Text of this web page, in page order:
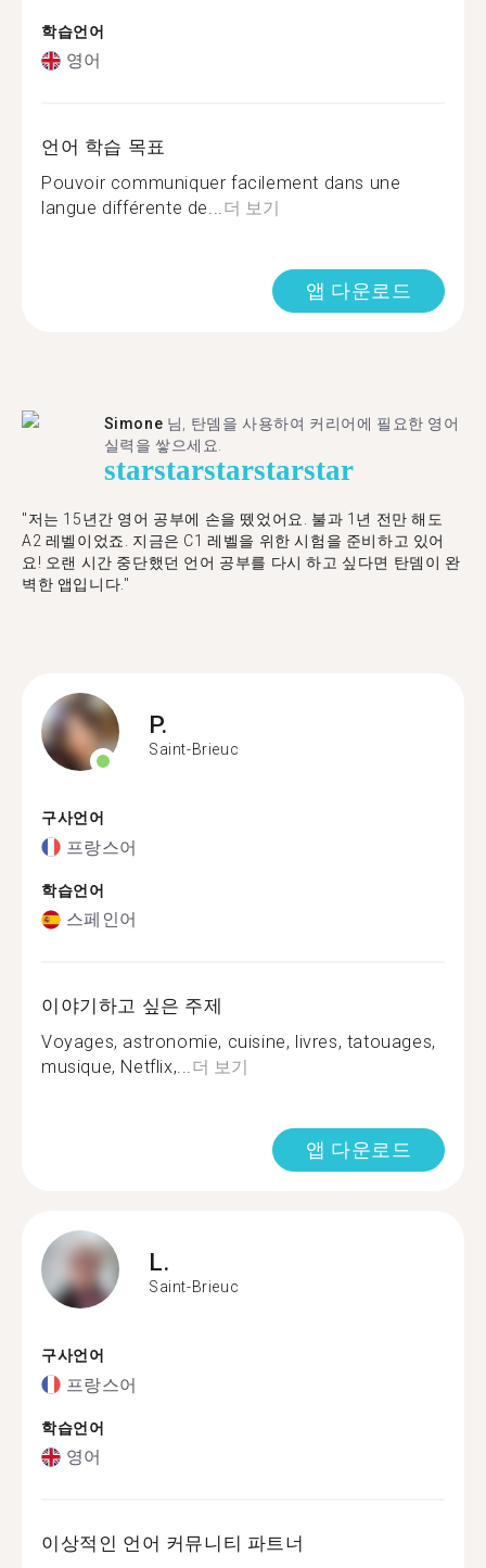
학습언어
영어
언어 학습 목표
Pouvoir communiquer facilement dans une
langue différente de...더 보기
앱 다운로드
Simone 님, 탄뎀을 사용하여 커리어에 필요한 영어
실력을 쌓으세요.
starstarstarstarstar
"저는 15년간 영어 공부에 손을 뗐었어요. 불과 1년 전만 해도
A2 레벨이었죠. 지금은 C1 레벨을 위한 시험을 준비하고 있어
요! 오랜 시간 중단했던 언어 공부를 다시 하고 싶다면 탄뎀이 완
벽한 앱입니다."
P.
Saint-Brieuc
구사언어
프랑스어
학습언어
스페인어
이야기하고 싶은 주제
Voyages, astronomie, cuisine, livres, tatouages,
musique, Netflix,...더 보기
앱 다운로드
L.
Saint-Brieuc
구사언어
프랑스어
학습언어
영어
이상적인 언어 커뮤니티 파트너